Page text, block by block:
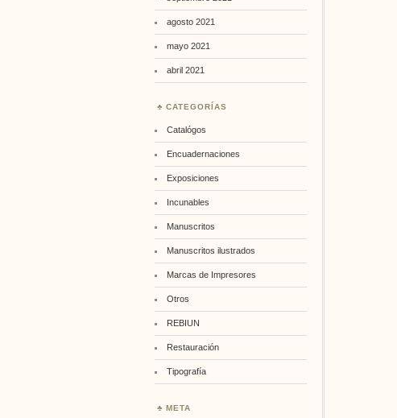
agosto 2021
mayo 2021
abril 2021
CATEGORÍAS
Catalógos
Encuadernaciones
Exposiciones
Incunables
Manuscritos
Manuscritos ilustrados
Marcas de Impresores
Otros
REBIUN
Restauración
Tipografía
META